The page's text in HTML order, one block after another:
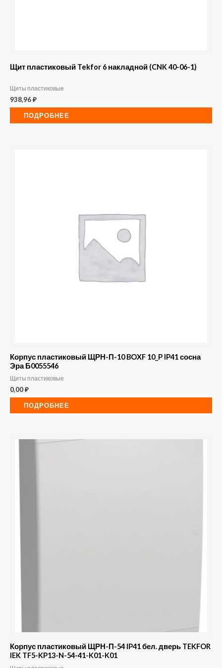
Щит пластиковый Tekfor 6 накладной (CNK 40-06-1)
Щиты пластиковые
938,96₽
ПОДРОБНЕЕ
Корпус пластиковый ЩРН-П-10 BOXF 10_P IP41 сосна
Эра Б0055546
Щиты пластиковые
0,00₽
ПОДРОБНЕЕ
Корпус пластиковый ЩРН-П-54 IP41 бел. дверь TEKFOR
IEK TF5-KP13-N-54-41-K01-K01